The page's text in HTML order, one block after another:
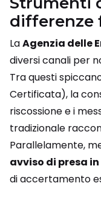
differenze
LaAgenzia delle
diversi canali per
Tra questi
Certificata), la
riscossione e i
tradizionale
Parallelamente,
avviso di presa
di accertamento